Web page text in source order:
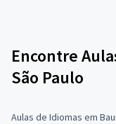
Encontre
São Paulo
Aulas de Idiomas em